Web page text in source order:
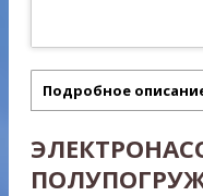
Подробное